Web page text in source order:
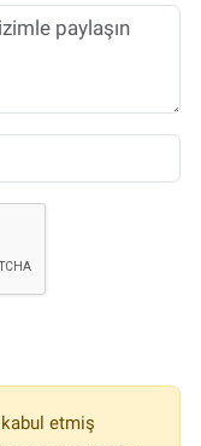
kabul etmiş